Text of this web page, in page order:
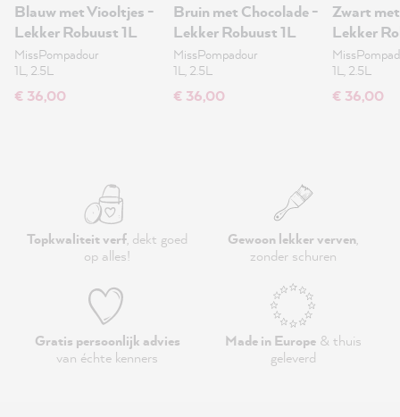
Blauw met Viooltjes -
Lekker Robuust 1L
MissPompadour
1L, 2.5L
€ 36,00
Bruin met Chocolade -
Lekker Robuust 1L
MissPompadour
1L, 2.5L
€ 36,00
Zwart
Lekker
1L, 2.5L
€ 36,00
Topkwaliteit verf, dekt goed
op alles!
Gewoon lekker verven,
zonder schuren
Gratis persoonlijk advies
van échte kenners
Made in Europe& thuis
geleverd